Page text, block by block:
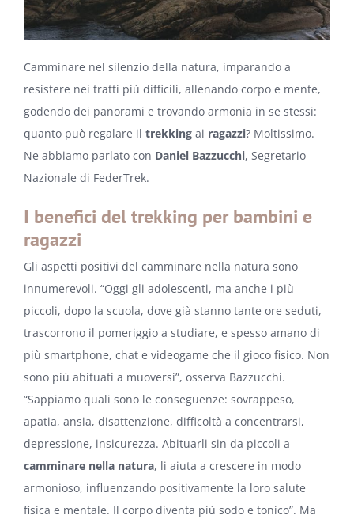
Camminare nel silenzio della natura, imparando a
resistere nei tratti più difficili, allenando corpo e mente,
godendo dei panorami e trovando armonia in se stessi:
quanto può regalare il trekking ai ragazzi? Moltissimo.
Ne abbiamo parlato con Daniel Bazzucchi, Segretario
Nazionale di FederTrek.
I benefici del trekking per bambini e
ragazzi
Gli aspetti positivi del camminare nella natura sono
innumerevoli. “Oggi gli adolescenti, ma anche i più
piccoli, dopo la scuola, dove già stanno tante ore seduti,
trascorrono il pomeriggio a studiare, e spesso amano di
più smartphone, chat e videogame che il gioco fisico. Non
sono più abituati a muoversi”, osserva Bazzucchi.
“Sappiamo quali sono le conseguenze: sovrappeso,
apatia, ansia, disattenzione, difficoltà a concentrarsi,
depressione, insicurezza. Abituarli sin da piccoli a
camminare nella natura, li aiuta a crescere in modo
armonioso, influenzando positivamente la loro salute
fisica e mentale. Il corpo diventa più sodo e tonico”. Ma